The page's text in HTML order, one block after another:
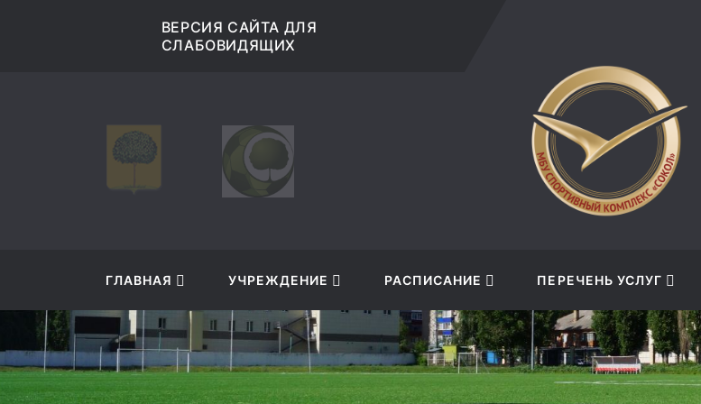
musksokol@mail.ru
ГЛАВНАЯ УЧРЕЖДЕНИЕ РАСПИСАНИЕ ПЕРЕЧЕНЬ УСЛУГ